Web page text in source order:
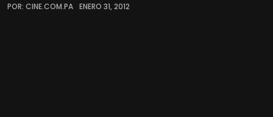
POR: CINE.COM.PA ENERO 31, 2012